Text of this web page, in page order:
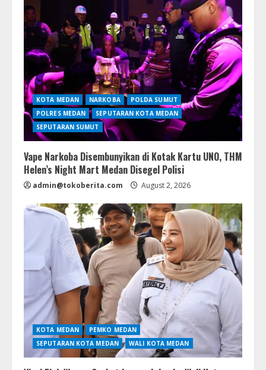
KOTA MEDAN NARKOBA
POLDA SUMUT
POLRES MEDAN
SEPUTARAN KOTA MEDAN
SEPUTARAN SUMUT
Vape Narkoba Disembunyikan di Kotak Kartu UNO, THM
Helen’s Night Mart Medan Disegel Polisi
admin@tokoberita.com August 2, 2026
KOTA MEDAN
PEMKO MEDAN
SEPUTARAN KOTA MEDAN
WALI KOTA MEDAN